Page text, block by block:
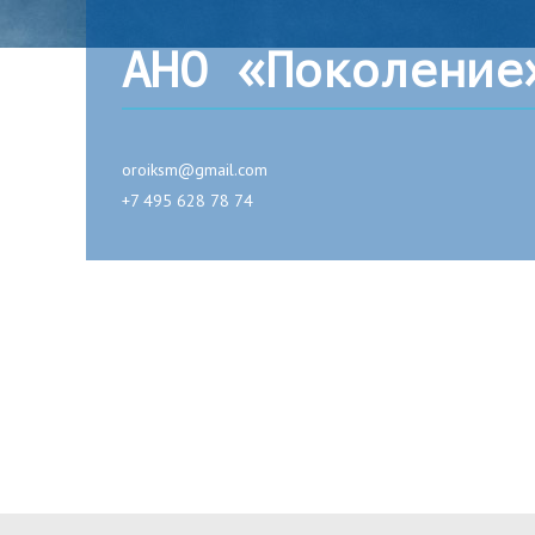
АНО
oroiksm@gmail.com
+7 495 628 78 74